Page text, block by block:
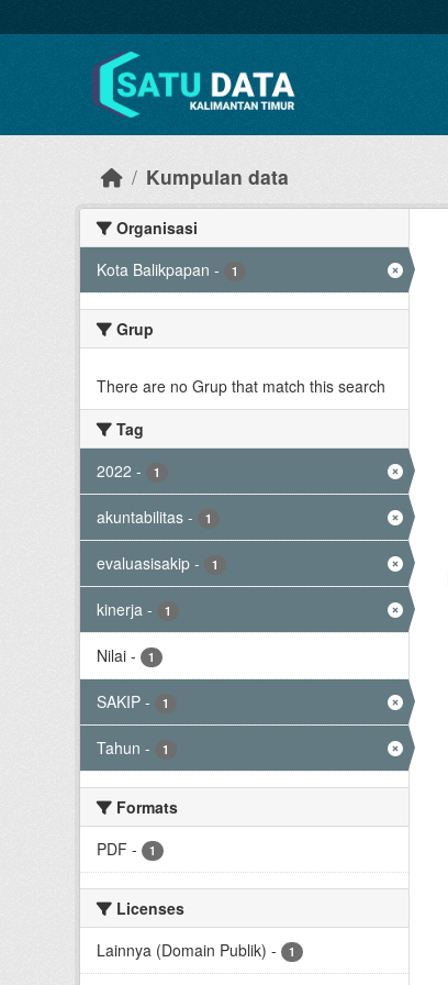
Kumpulan data
Organisasi
Kota Balikpapan - 1
Grup
There are no Grup that match this search
Tag
2022 - 1
akuntabilitas - 1
evaluasisakip - 1
kinerja - 1
Nilai - 1
SAKIP - 1
Tahun - 1
Formats
PDF - 1
Licenses
Lainnya (Domain Publik) - 1